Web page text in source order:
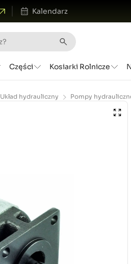
Kalendarz
Części Kosiarki Rolnicze
Układ hydrauliczny Pompy